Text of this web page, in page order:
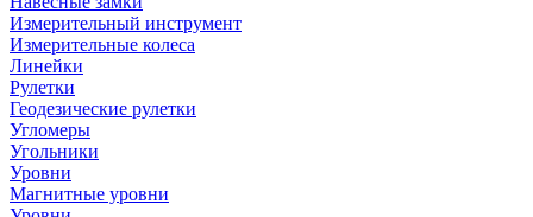
Измерительный инструмент
Измерительные колеса
Линейки
Рулетки
Геодезические рулетки
Угломеры
Угольники
Уровни
Магнитные уровни